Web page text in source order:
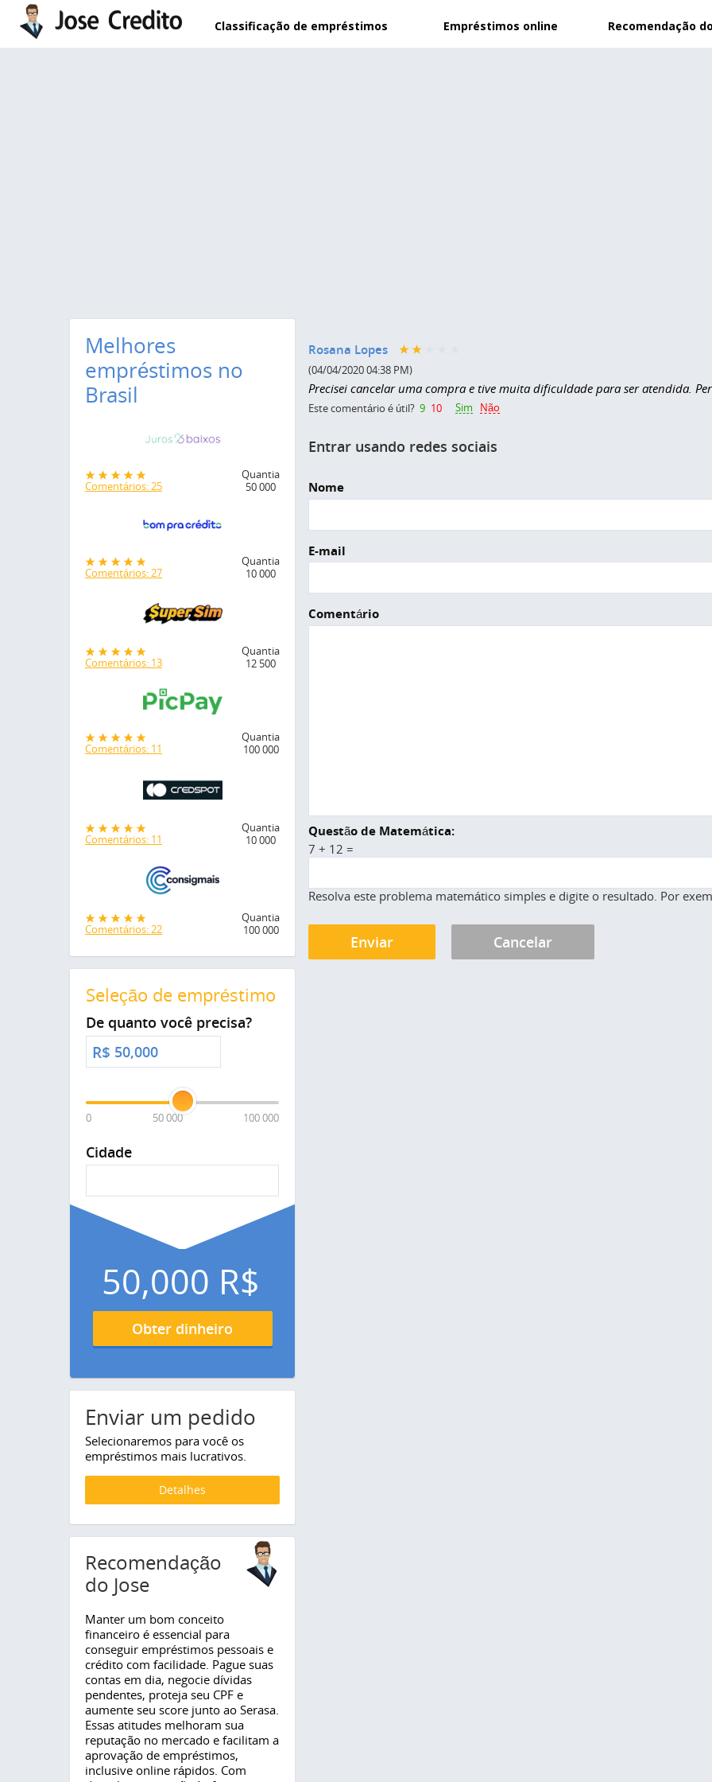
Pular para o conteúdo principal
Classificação de empréstimos Empréstimos online Recomendação
Rosana Lopes
(04/04/2020 04:38 PM)
Precisei cancelar uma compra e tive muita dificuldade para ser atendida.
Este comentário é útil? 9 10 Sim
Não
Entrar usando redes sociais
Nome
E-mail
Comentário
Questão de Matemática:
7 + 12 =
Resolva este problema matemático simples e digite o resultado. Por
Melhores
empréstimos no
Brasil
Comentários: 25
Quantia
50 000
Comentários: 27
Quantia
10 000
Comentários: 13
Quantia
12 500
Comentários: 11
Quantia
100 000
Comentários: 11
Quantia
10 000
Comentários: 22
Quantia
100 000
Seleção de empréstimo
De quanto você precisa?
R$
0 50 000 100 000
Cidade
50,000 R$
Obter dinheiro
Enviar um pedido
Selecionaremos para você os
empréstimos mais lucrativos.
Detalhes
Recomendação
do Jose
Manter um bom conceito
financeiro é essencial para
conseguir empréstimos pessoais e
crédito com facilidade. Pague suas
contas em dia, negocie dívidas
pendentes, proteja seu CPF e
aumente seu score junto ao Serasa.
Essas atitudes melhoram sua
reputação no mercado e facilitam a
aprovação de empréstimos,
inclusive online rápidos. Com